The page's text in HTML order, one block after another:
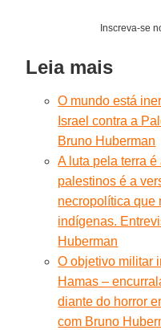
Inscreva-se
Leia mais
O mundo está
Israel contra a
Bruno Huberman
A luta pela terra
palestinos é a
necropolítica que
indígenas.
Huberman
O objetivo militar
Hamas –
diante do horror
com Bruno